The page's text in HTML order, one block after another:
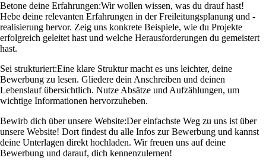
Betone deine Erfahrungen:Wir wollen wissen, was du drauf hast!
Hebe deine relevanten Erfahrungen in der Freileitungsplanung und -
realisierung hervor. Zeig uns konkrete Beispiele, wie du Projekte
erfolgreich geleitet hast und welche Herausforderungen du gemeistert
hast.
Sei strukturiert:Eine klare Struktur macht es uns leichter, deine
Bewerbung zu lesen. Gliedere dein Anschreiben und deinen
Lebenslauf übersichtlich. Nutze Absätze und Aufzählungen, um
wichtige Informationen hervorzuheben.
Bewirb dich über unsere Website:Der einfachste Weg zu uns ist über
unsere Website! Dort findest du alle Infos zur Bewerbung und kannst
deine Unterlagen direkt hochladen. Wir freuen uns auf deine
Bewerbung und darauf, dich kennenzulernen!